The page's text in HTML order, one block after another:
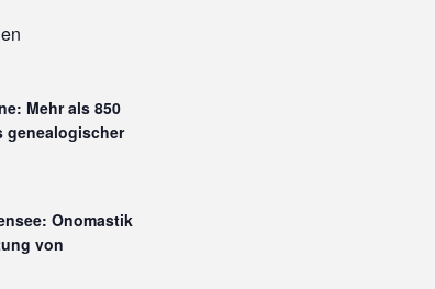
Mehr als 850
genealogischer
Onomastik
von